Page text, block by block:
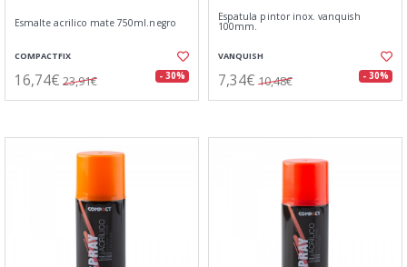
Esmalte acrilico mate 750ml.negro
COMPACTFIX
16,74€ 23,91€ - 30%
Espatula pintor inox. vanquish
100mm.
VANQUISH
7,34€ 10,48€ - 30%